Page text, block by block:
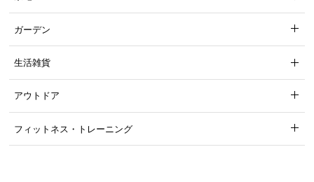
ガーデン
生活雑貨
アウトドア
フィットネス・トレーニング